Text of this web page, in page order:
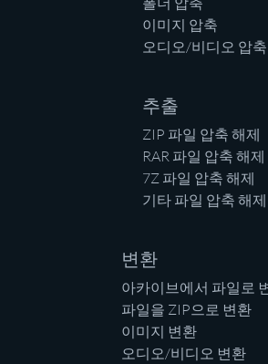
이미지 압축
오디오/비디오 압축
추출
ZIP 파일 압축 해제
RAR 파일 압축 해제
7Z 파일 압축 해제
기타 파일 압축 해제
변환
아카이브에서 파일로
파일을 ZIP으로 변환
이미지 변환
오디오/비디오 변환